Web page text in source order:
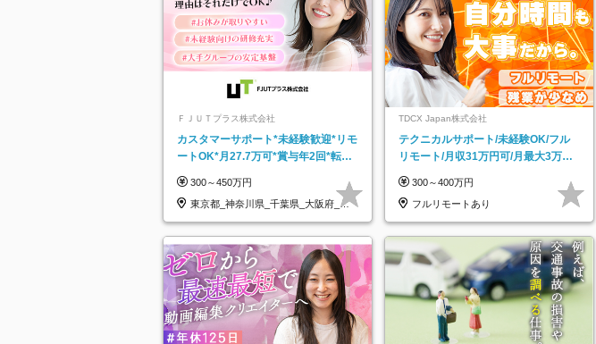
ＦＪＵＴプラス株式会社
カスタマーサポート*未経験歓迎*リモ
ートOK*月27.7万可*賞与年2回*転勤
300～450万円
東京都_神奈川県_千葉県_大阪府_愛
知県…
TDCX Japan株式会社
テクニカルサポート/未経験OK/フル
リモート/月収31万円可/月最大3万の
300～400万円
フルリモートあり